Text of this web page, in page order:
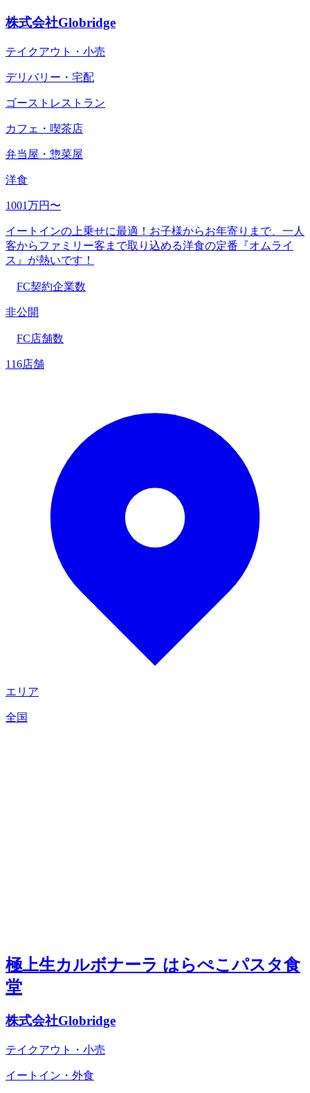
株式会社Globridge
テイクアウト・小売
デリバリー・宅配
ゴーストレストラン
カフェ・喫茶店
弁当屋・惣菜屋
洋食
1001万円〜
イートインの上乗せに最適！お子様からお年寄りまで、一人
客からファミリー客まで取り込める洋食の定番『オムライ
ス』が熱いです！
FC契約企業数
非公開
FC店舗数
116店舗
エリア
全国
極上生カルボナーラ はらぺこパスタ食
堂
株式会社Globridge
テイクアウト・小売
イートイン・外食